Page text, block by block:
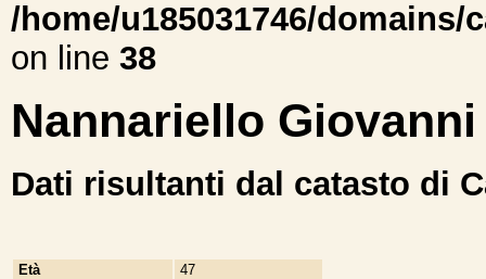
/home/u185031746/
on line 38
Nannariello Giovanni
Dati risultanti dal catasto di
Età
47